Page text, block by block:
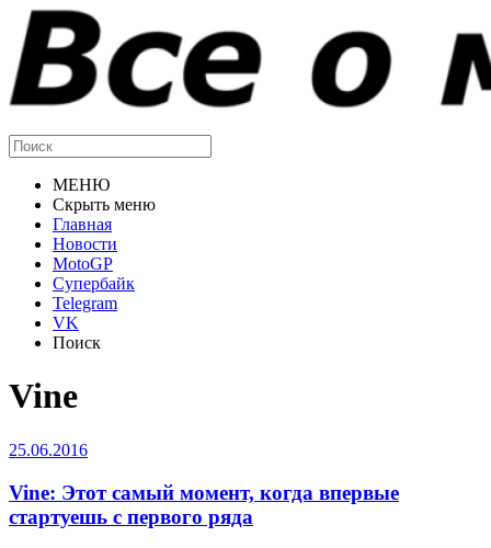
МЕНЮ
Скрыть меню
Главная
Новости
MotoGP
Супербайк
Telegram
VK
Поиск
Vine
25.06.2016
Vine: Этот самый момент, когда впервые
стартуешь с первого ряда